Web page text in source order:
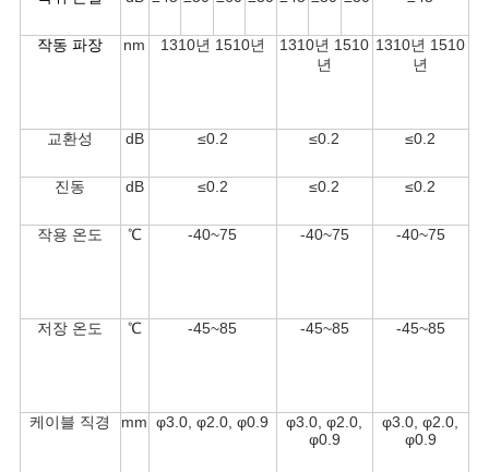
작동 파장 nm 1310년 1510년
1310년 1510
년
1310년 1510
년
교환성 dB ≤0.2 ≤0.2 ≤0.2
진동 dB ≤0.2 ≤0.2 ≤0.2
작용 온도 ℃ -40~75 -40~75 -40~75
저장 온도 ℃ -45~85 -45~85 -45~85
케이블 직경 mm φ3.0, φ2.0, φ0.9
φ3.0, φ2.0,
φ0.9
φ3.0, φ2.0,
φ0.9